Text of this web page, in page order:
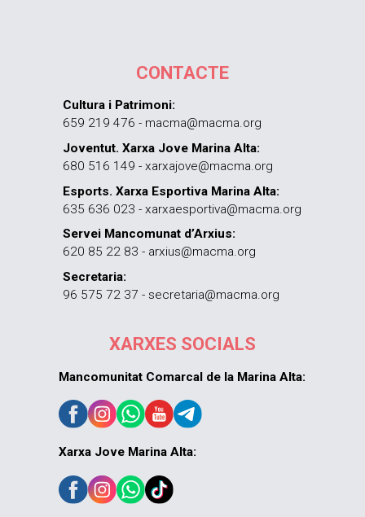
CONTACTE
Cultura i Patrimoni:
659 219 476 - macma@macma.org
Joventut. Xarxa Jove Marina Alta:
680 516 149 - xarxajove@macma.org
Esports. Xarxa Esportiva Marina Alta:
635 636 023 - xarxaesportiva@macma.org
Servei Mancomunat d’Arxius:
620 85 22 83 - arxius@macma.org
Secretaria:
96 575 72 37 - secretaria@macma.org
XARXES SOCIALS
Mancomunitat Comarcal de la Marina Alta:
Xarxa Jove Marina Alta: